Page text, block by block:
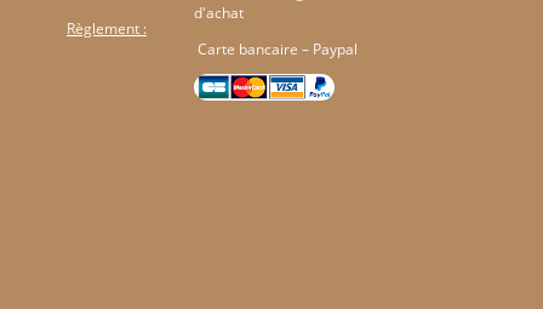
Règlement :
d'achat
Carte bancaire – Paypal